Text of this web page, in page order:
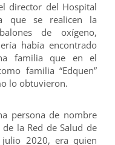
director del Hospital
que se realicen la
de oxígeno,
había encontrado
familia que en el
familia “Edquen”
lo obtuvieron.
persona de nombre
la Red de Salud de
2020, era quien